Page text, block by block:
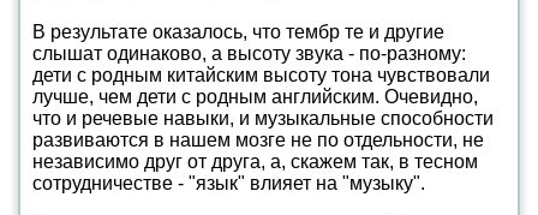
В результате оказалось, что тембр те и другие
слышат одинаково, а высоту звука - по-разному:
дети с родным китайским высоту тона чувствовали
лучше, чем дети с родным английским. Очевидно,
что и речевые навыки, и музыкальные способности
развиваются в нашем мозге не по отдельности, не
независимо друг от друга, а, скажем так, в тесном
сотрудничестве - "язык" влияет на "музыку".